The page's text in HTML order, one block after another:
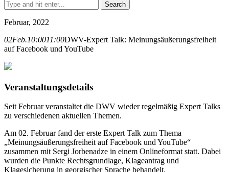
Search
Februar, 2022
02Feb.10:0011:00DWV-Expert Talk: Meinungsäußerungsfreiheit
auf Facebook und YouTube
Veranstaltungsdetails
Seit Februar veranstaltet die DWV wieder regelmäßig Expert Talks
zu verschiedenen aktuellen Themen.
Am 02. Februar fand der erste Expert Talk zum Thema
„Meinungsäußerungsfreiheit auf Facebook und YouTube“
zusammen mit Sergi Jorbenadze in einem Onlineformat statt. Dabei
wurden die Punkte Rechtsgrundlage, Klageantrag und
Klagesicherung in georgischer Sprache behandelt.